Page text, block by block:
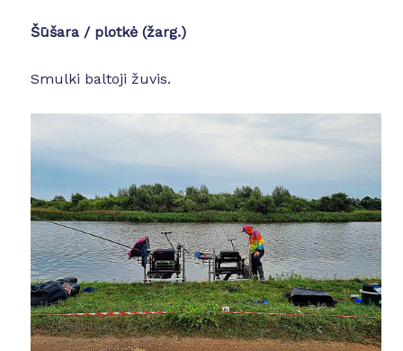
Šūšara / plotkė (žarg.)
Smulki baltoji žuvis.